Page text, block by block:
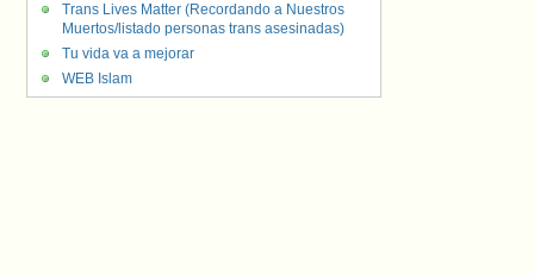
Trans Lives Matter (Recordando a Nuestros
Muertos/listado personas trans asesinadas)
Tu vida va a mejorar
WEB Islam